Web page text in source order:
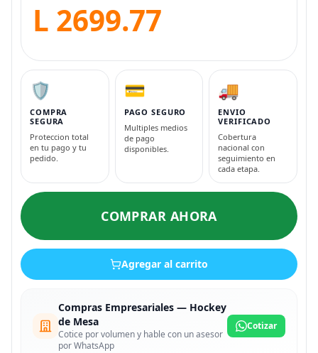
L 2699.77
🛡️
COMPRA
SEGURA
Proteccion total
en tu pago y tu
pedido.
💳
PAGO SEGURO
Multiples medios
de pago
disponibles.
🚚
ENVIO
VERIFICADO
Cobertura
nacional con
seguimiento en
cada etapa.
COMPRAR AHORA
Agregar al carrito
Compras Empresariales — Hockey
de Mesa
Cotice por volumen y hable con un asesor
por WhatsApp
Cotizar